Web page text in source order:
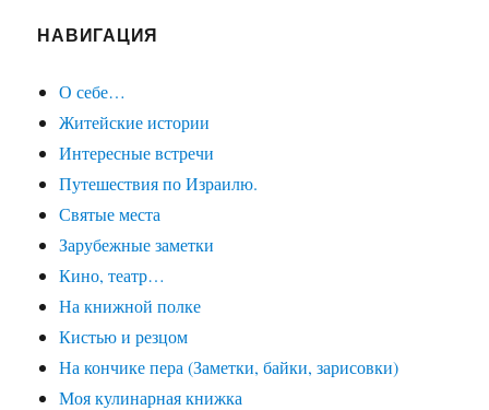
НАВИГАЦИЯ
О себе…
Житейские истории
Интересные встречи
Путешествия по Израилю.
Святые места
Зарубежные заметки
Кино, театр…
На книжной полке
Кистью и резцом
На кончике пера (Заметки, байки, зарисовки)
Моя кулинарная книжка